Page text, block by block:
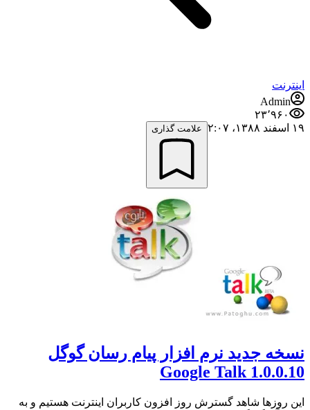
اینترنت
Admin
۲۳٬۹۶۰
۱۹ اسفند ۱۳۸۸،‏ ۲:۰۷
علامت گذاری
نسخه جدید نرم افزار پیام رسان گوگل
Google Talk 1.0.0.10
این روزها شاهد گسترش روز افزون کاربران اینترنت هستیم و به